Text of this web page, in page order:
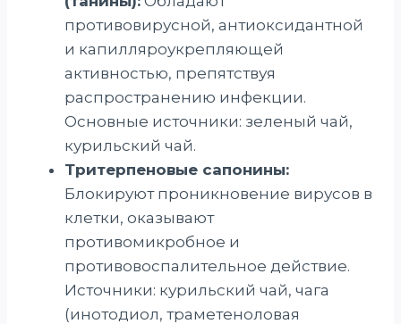
противовирусной, антиоксидантной
и капилляроукрепляющей
активностью, препятствуя
распространению инфекции.
Основные источники: зеленый чай,
курильский чай.
Тритерпеновые сапонины:
Блокируют проникновение вирусов в
клетки, оказывают
противомикробное и
противовоспалительное действие.
Источники: курильский чай, чага
(инотодиол, траметеноловая